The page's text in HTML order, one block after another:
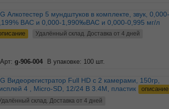
BAC и 0,000-1,990‰BAC и 0,000-0,995 мг/л
Удалённый склад. Доставка от 4 дней
Арт: g-906-004 В упаковке: 100 шт.
4 , Micro-SD, 12/24 В 3.4М, пластик
описание
склад. Доставка от 4 дней